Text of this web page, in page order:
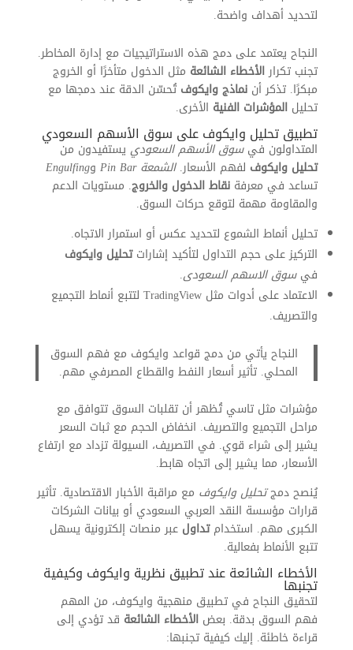
لتحديد أهداف واضحة.
النجاح يعتمد على دمج هذه الاستراتيجيات مع إدارة المخاطر.
تجنب تكرارالأخطاء الشائعة مثل الدخول متأخرًا أو الخروج
مبكرًا. تذكر أن نماذج وايكوف تُحسّن الدقة عند دمجها مع
تحليل المؤشرات الفنية الأخرى.
تطبيق تحليل وايكوف على سوق الأسهم السعودي
المتداولون فيسوق الأسهم السعودييستفيدون من
تحليل وايكوف لفهم الأسعار.الشمعة Pin Bar وEngulfing
تساعد في معرفة نقاط الدخول والخروج. مستويات الدعم
والمقاومة مهمة لتوقع حركات السوق.
تحليل أنماط الشموع لتحديد عكس أو استمرار الاتجاه.
التركيز على حجم التداول لتأكيد إشاراتتحليل وايكوف
فيسوق الاسهم السعودى.
الاعتماد على أدوات مثل TradingView لتتبع أنماط التجميع
والتصريف.
النجاح يأتي من دمج قواعد وايكوف مع فهم السوق
المحلي. تأثير أسعار النفط والقطاع المصرفي مهم.
مؤشرات مثل تاسي تُظهر أن تقلبات السوق تتوافق مع
مراحل التجميع والتصريف. انخفاض الحجم مع ثبات السعر
يشير إلى شراء قوي. في التصريف، السيولة تزداد مع ارتفاع
الأسعار، مما يشير إلى اتجاه هابط.
يُنصح دمجتحليل وايكوف مع مراقبة الأخبار الاقتصادية. تأثير
قرارات مؤسسة النقد العربي السعودي أو بيانات الشركات
الكبرى مهم. استخدامتداول عبر منصات إلكترونية يسهل
تتبع الأنماط بفعالية.
الأخطاء الشائعة عند تطبيق نظرية وايكوف وكيفية
تجنبها
لتحقيق النجاح في تطبيق منهجية وايكوف، من المهم
فهم السوق بدقة. بعض الأخطاء الشائعة قد تؤدي إلى
قراءة خاطئة. إليك كيفية تجنبها: